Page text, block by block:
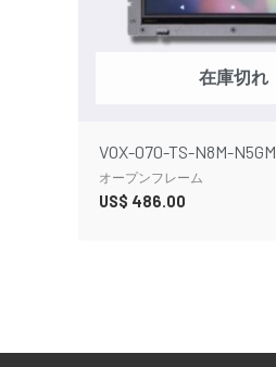
在庫切れ
VOX-070-TS-N8M-N5GM
オープンフレーム
US$ 486.00